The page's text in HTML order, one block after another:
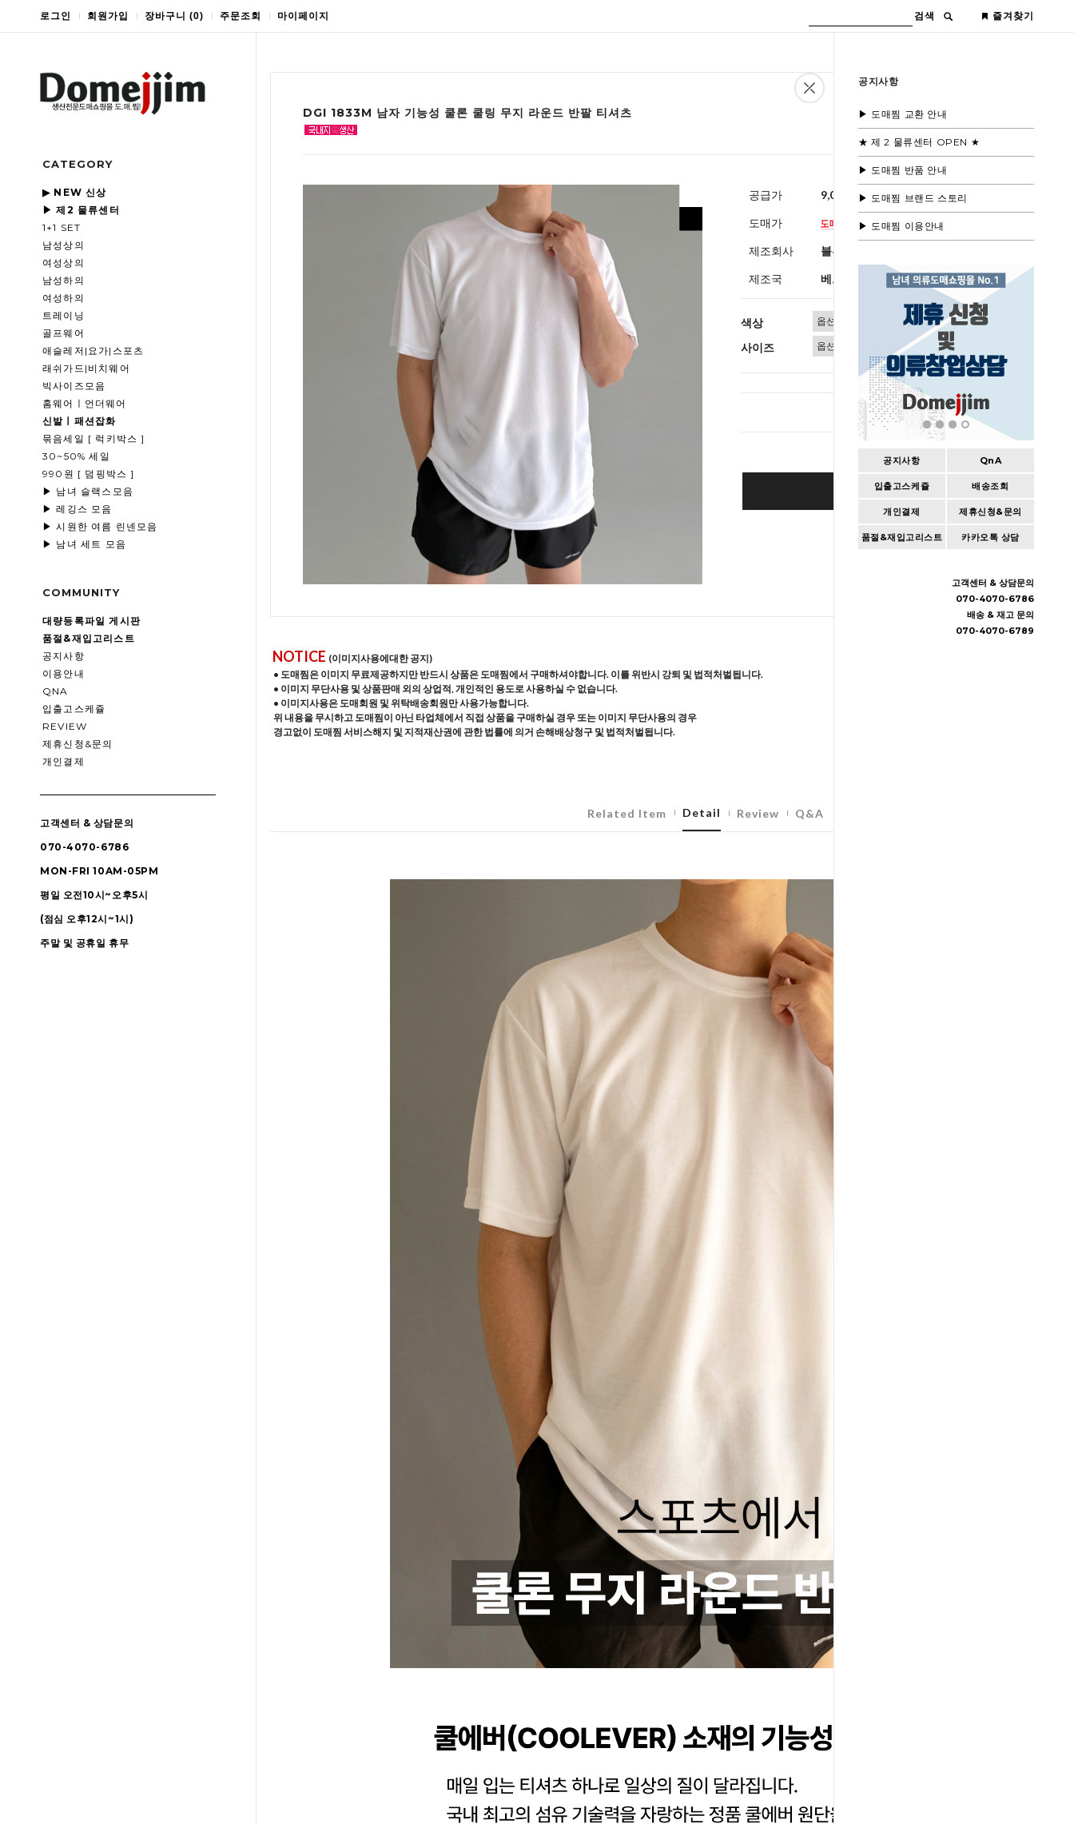
로그인 회원가입 장바구니 (0) 주문조회 마이페이지 검색 즐겨찾기
CATEGORY
▶ NEW 신상
▶ 제2 물류센터
1+1 SET
남성상의
여성상의
남성하의
여성하의
트레이닝
골프웨어
애슬레저|요가|스포츠
래쉬가드|비치웨어
빅사이즈모음
홈웨어ㅣ언더웨어
신발ㅣ패션잡화
묶음세일 [ 럭키박스 ]
30~50% 세일
990원 [ 덤핑박스 ]
▶ 남녀 슬랙스모음
▶ 레깅스 모음
▶ 시원한 여름 린넨모음
▶ 남녀 세트 모음
COMMUNITY
대량등록파일 게시판
품절&재입고리스트
공지사항
이용안내
QNA
입출고스케쥴
REVIEW
제휴신청&문의
개인결제
고객센터 & 상담문의
070-4070-6786
MON-FRI 10AM-05PM
평일 오전10시~오후5시
(점심 오후12시~1시)
주말 및 공휴일 휴무
공지사항
▶ 도매찜 교환 안내
★ 제 2 물류센터 OPEN ★
▶ 도매찜 반품 안내
▶ 도매찜 브랜드 스토리
▶ 도매찜 이용안내
공지사항 QnA
입출고스케쥴 배송조회
개인결제 제휴신청&문의
품절&재입고리스트 카카오톡 상담
고객센터 & 상담문의
070-4070-6786
배송 & 재고 문의
070-4070-6789
DGI 1833M 남자 기능성 쿨론 쿨링 무지 라운드 반팔 티셔츠
공급가 9,000원 (부가세별도)
도매가
제조회사 블루모드 제휴사
제조국 베트남
색상
사이즈
BUY IT NOW
Cart Wishlist
NOTICE (이미지사용에대한 공지)
• 도매찜은 이미지 무료제공하지만 반드시 상품은 도매찜에서 구매하셔야합니다. 이를 위반시 강퇴 및 법적처벌됩니다.
• 이미지 무단사용 및 상품판매 외의 상업적, 개인적인 용도로 사용하실 수 없습니다.
• 이미지사용은 도매회원 및 위탁배송회원만 사용가능합니다.
위 내용을 무시하고 도매찜이 아닌 타업체에서 직접 상품을 구매하실 경우 또는 이미지 무단사용의 경우
경고없이 도매찜 서비스해지 및 지적재산권에 관한 법률에 의거 손해배상청구 및 법적처벌됩니다.
Related Item Detail Review Q&A